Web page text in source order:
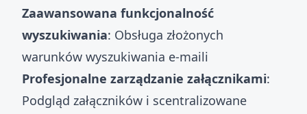
Zaawansowana funkcjonalność
wyszukiwania: Obsługa złożonych
warunków wyszukiwania e-maili
Profesjonalne zarządzanie załącznikami:
Podgląd załączników i scentralizowane